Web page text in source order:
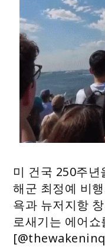
미 건국 250주년
해군 최정예 비
욕과 뉴저지항
로새기는 에어